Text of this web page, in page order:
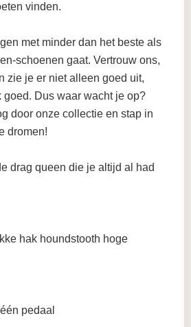
vinden.
met minder dan het beste als
schoenen gaat. Vertrouw ons,
zie je er niet alleen goed uit,
goed. Dus waar wacht je op?
door onze collectie en stap in
dromen!
drag queen die je altijd al had
hak houndstooth hoge
pedaal